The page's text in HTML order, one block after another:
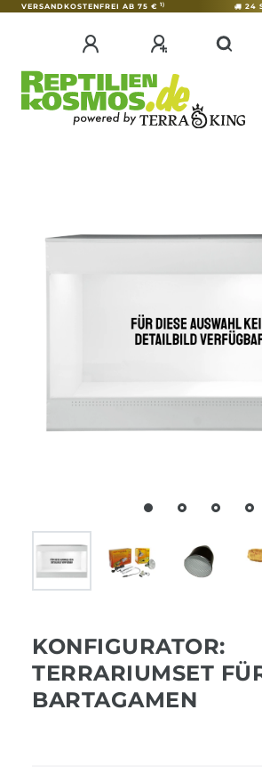
VERSANDKOSTENFREI AB 75 € 1) 24
KONFIGURATOR:
TERRARIUMSET
BARTAGAMEN